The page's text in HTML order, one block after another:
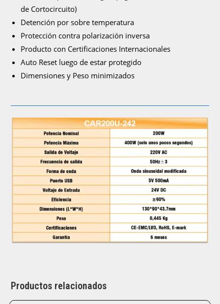
de Cortocircuito)
Detención por sobre temperatura
Protección contra polarización inversa
Producto con Certificaciones Internacionales
Auto Reset luego de estar protegido
Dimensiones y Peso minimizados
Productos relacionados